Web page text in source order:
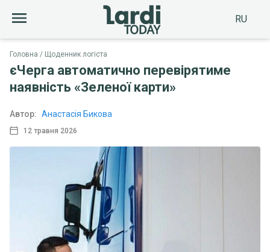
RU
Головна Щоденник логіста
єЧерга автоматично перевірятиме
наявність «Зеленої карти»
12 травня 2026
Автор: Анастасія Бикова